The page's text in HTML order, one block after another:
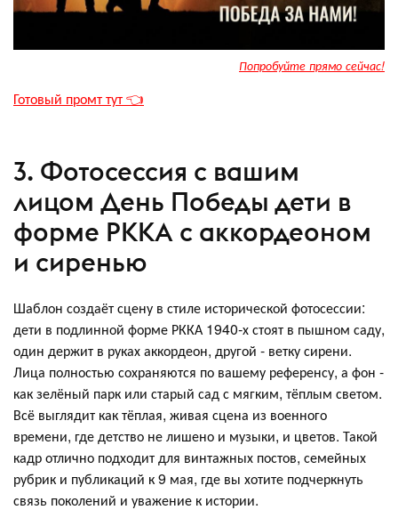
Попробуйте прямо сейчас!
Готовый промт тут 👈
3. Фотосессия с вашим
лицом День Победы дети в
форме РККА с аккордеоном
и сиренью
Шаблон создаёт сцену в стиле исторической фотосессии:
дети в подлинной форме РККА 1940‑х стоят в пышном саду,
один держит в руках аккордеон, другой - ветку сирени.
Лица полностью сохраняются по вашему референсу, а фон -
как зелёный парк или старый сад с мягким, тёплым светом.
Всё выглядит как тёплая, живая сцена из военного
времени, где детство не лишено и музыки, и цветов. Такой
кадр отлично подходит для винтажных постов, семейных
рубрик и публикаций к 9 мая, где вы хотите подчеркнуть
связь поколений и уважение к истории.